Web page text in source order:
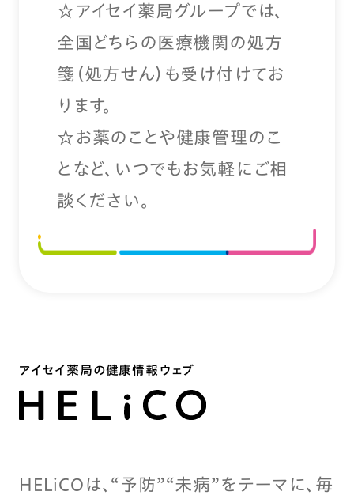
☆アイセイ薬局グループでは、
全国どちらの医療機関の処方
箋（処方せん）も受け付けてお
ります。
☆お薬のことや健康管理のこ
となど、いつでもお気軽にご相
談ください。
アイセイ薬局の健康情報ウェブ
HELiCOは、“予防”“未病”をテーマに、毎